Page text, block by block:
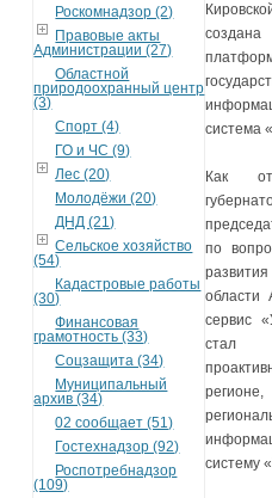
Роскомнадзор (2)
Правовые акты
Администрации (27)
Областной
природоохранный центр
(3)
Спорт (4)
ГО и ЧС (9)
Лес (20)
Молодёжи (20)
ДНД (21)
Сельское хозяйство
(54)
Кадастровые работы
(30)
Финансовая
грамотность (33)
Соцзащита (34)
Муниципальный
архив (34)
02 сообщает (51)
Гостехнадзор (92)
Роспотребнадзор
(109)
система
Как
по
области
сервис
систему